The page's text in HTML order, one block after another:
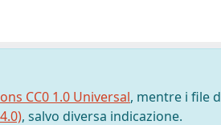
CC0 1.0 Universal, mentre i file
, salvo diversa indicazione.